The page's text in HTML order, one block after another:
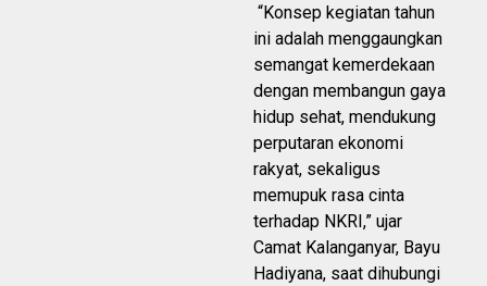
“Konsep kegiatan tahun
ini adalah menggaungkan
semangat kemerdekaan
dengan membangun gaya
hidup sehat, mendukung
perputaran ekonomi
rakyat, sekaligus
memupuk rasa cinta
terhadap NKRI,” ujar
Camat Kalanganyar, Bayu
Hadiyana, saat dihubungi